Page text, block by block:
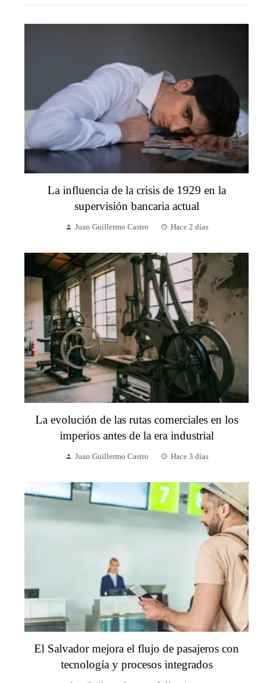
La influencia de la crisis de 1929 en la
supervisión bancaria actual
Juan Guillermo Castro Hace 2 días
La evolución de las rutas comerciales en los
imperios antes de la era industrial
Juan Guillermo Castro Hace 3 días
El Salvador mejora el flujo de pasajeros con
tecnología y procesos integrados